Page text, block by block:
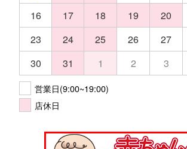
16
17 18 19 20
23
24 25 26 27
30
31 1 2 3
営業日(9:00~19:00)
店休日